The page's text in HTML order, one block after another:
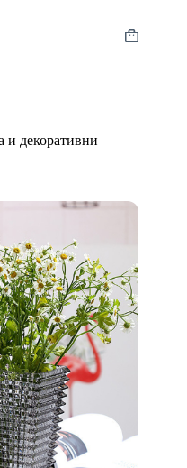
Shopping
и декоративни